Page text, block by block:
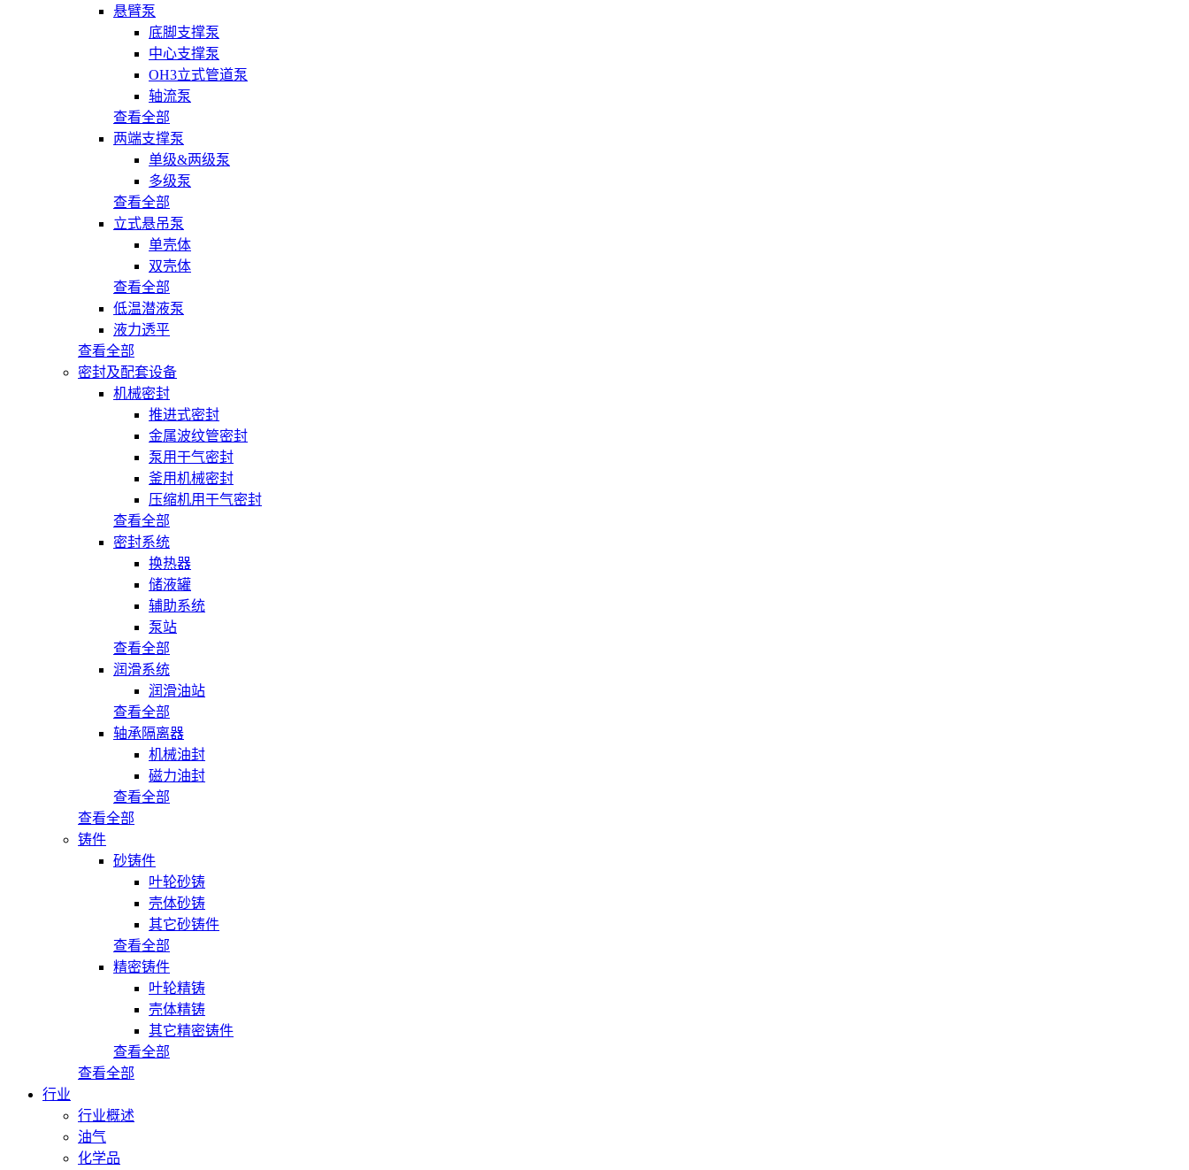
悬臂泵
底脚支撑泵
中心支撑泵
OH3立式管道泵
轴流泵
查看全部
两端支撑泵
单级&两级泵
多级泵
查看全部
立式悬吊泵
单壳体
双壳体
查看全部
低温潜液泵
液力透平
查看全部
密封及配套设备
机械密封
推进式密封
金属波纹管密封
泵用干气密封
釜用机械密封
压缩机用干气密封
查看全部
密封系统
换热器
储液罐
辅助系统
泵站
查看全部
润滑系统
润滑油站
查看全部
轴承隔离器
机械油封
磁力油封
查看全部
查看全部
铸件
砂铸件
叶轮砂铸
壳体砂铸
其它砂铸件
查看全部
精密铸件
叶轮精铸
壳体精铸
其它精密铸件
查看全部
查看全部
行业
行业概述
油气
化学品